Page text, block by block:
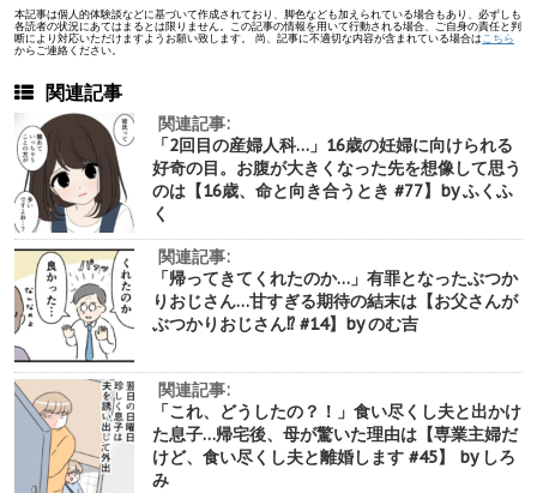
本記事は個人的体験談などに基づいて作成されており、脚色なども加えられている場合もあり、必ずしも
各読者の状況にあてはまるとは限りません。この記事の情報を用いて行動される場合、ご自身の責任と判
断により対応いただけますようお願い致します。 尚、記事に不適切な内容が含まれている場合は こちら
からご連絡ください。
関連記事
関連記事:
「2回目の産婦人科…」16歳の妊婦に向けられる
好奇の目。お腹が大きくなった先を想像して思う
のは【16歳、命と向き合うとき #77】by ふくふ
く
関連記事:
「帰ってきてくれたのか…」有罪となったぶつか
りおじさん…甘すぎる期待の結末は【お父さんが
ぶつかりおじさん⁉︎ #14】by のむ吉
関連記事:
「これ、どうしたの？！」食い尽くし夫と出かけ
た息子…帰宅後、母が驚いた理由は【専業主婦だ
けど、食い尽くし夫と離婚します #45】 by しろ
み